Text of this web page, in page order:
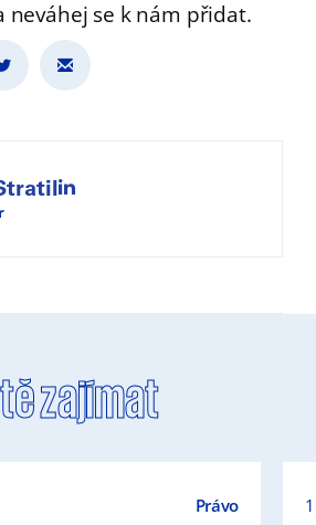
neváhej se k nám přidat.
zajímat
Právo